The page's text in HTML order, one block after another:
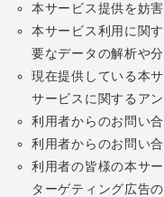
本サービス提供を妨
本サービス利用に関
要なデータの解析や
現在提供している本
サービスに関するア
利用者からのお問い
利用者からのお問い
利用者の皆様の本サ
ターゲティング広告